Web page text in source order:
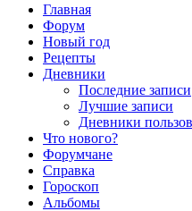
Главная
Форум
Новый год
Рецепты
Дневники
Последние записи
Лучшие записи
Дневники
Что нового?
Форумчане
Справка
Гороскоп
Альбомы